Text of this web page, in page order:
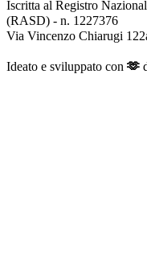
Iscritta al Registro
(RASD) - n. 1227376
Via Vincenzo Chiarugi
Ideato e sviluppato con 🫶︎